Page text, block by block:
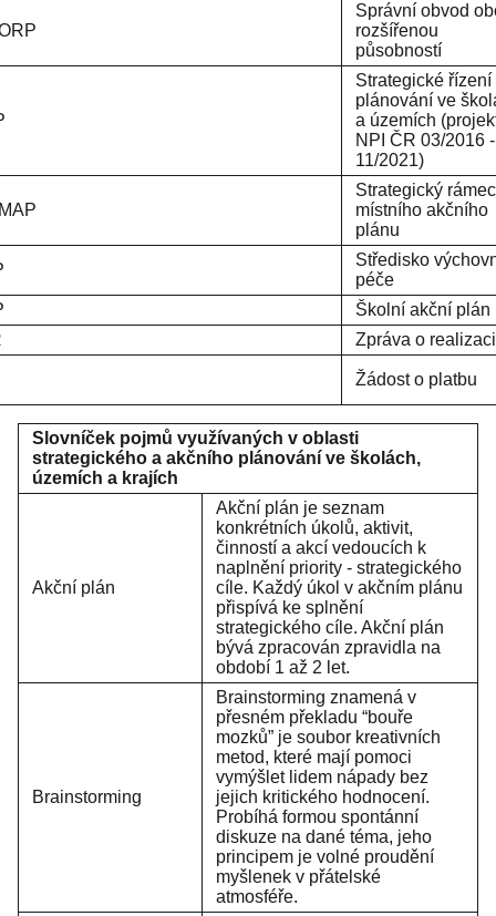
ORP
Správní obvod
rozšířenou
působností
Strategické řízení
plánování ve
a územích
NPI ČR 03/2016 -
11/2021)
Strategický rámec
místního akčního
plánu
Středisko
péče
Školní akční plán
Zpráva o realizaci
Žádost o platbu
Slovníček pojmů využívaných v oblasti
strategického a akčního plánování ve školách,
územích a krajích
Akční plán
Akční plán je seznam
konkrétních úkolů, aktivit,
činností a akcí vedoucích k
naplnění priority - strategického
cíle. Každý úkol v akčním plánu
přispívá ke splnění
strategického cíle. Akční plán
bývá zpracován zpravidla na
období 1 až 2 let.
Brainstorming
Brainstorming znamená v
přesném překladu “bouře
mozků” je soubor kreativních
metod, které mají pomoci
vymýšlet lidem nápady bez
jejich kritického hodnocení.
Probíhá formou spontánní
diskuze na dané téma, jeho
principem je volné proudění
myšlenek v přátelské
atmosféře.